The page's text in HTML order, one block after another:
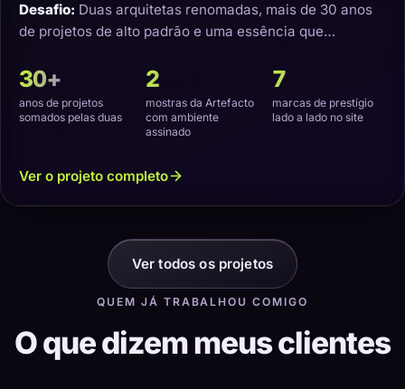
Desafio: Duas arquitetas renomadas, mais de 30 anos
de projetos de alto padrão e uma essência que
30+
anos de projetos
somados pelas duas
2
mostras da Artefacto
com ambiente
assinado
7
marcas de prestígio
lado a lado no site
Ver o projeto completo
Ver todos os projetos
QUEM JÁ TRABALHOU COMIGO
O que dizem meus clientes